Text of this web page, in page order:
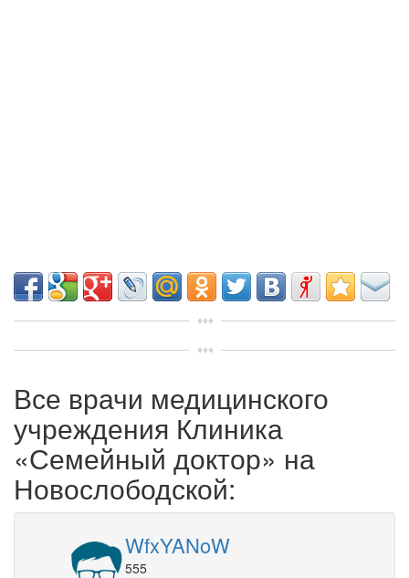
Все врачи медицинского
учреждения Клиника
«Семейный доктор» на
Новослободской:
WfxYANoW
555